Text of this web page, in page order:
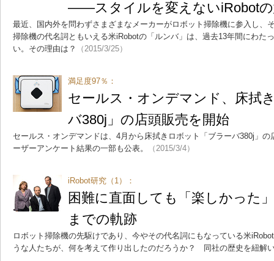
――スタイルを変えないiRobot
最近、国内外を問わずさまざまなメーカーがロボット掃除機に参入し、
掃除機の代名詞ともいえる米iRobotの「ルンバ」は、過去13年間にわた
い。その理由は？
（2015/3/25）
満足度97％：
セールス・オンデマンド、床拭
バ380j」の店頭販売を開始
セールス・オンデマンドは、4月から床拭きロボット「ブラーバ380j」
ーザーアンケート結果の一部も公表。
（2015/3/4）
iRobot研究（1）：
困難に直面しても「楽しかった
までの軌跡
ロボット掃除機の先駆けであり、今やその代名詞にもなっている米
うな人たちが、何を考えて作り出したのだろうか？ 同社の歴史を紐解